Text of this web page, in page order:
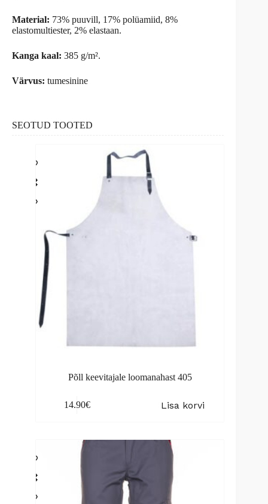
Material: 73% puuvill, 17% polüamiid, 8%
elastomultiester, 2% elastaan.
Kanga kaal: 385 g/m².
Värvus: tumesinine
SEOTUD TOOTED
Põll keevitajale loomanahast 405
14.90€ Lisa korvi